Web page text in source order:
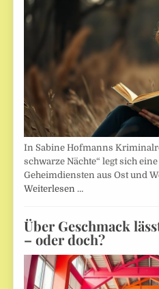
In Sabine Hofmanns
schwarze Nächte“ legt sich
Geheimdiensten aus Ost und
Weiterlesen …
Über Geschmack
– oder doch?